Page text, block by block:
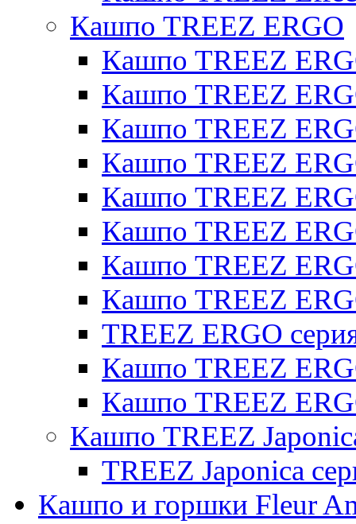
Кашпо TREEZ ERGO
Кашпо TREEZ
Кашпо TREEZ
Кашпо TREEZ
Кашпо TREEZ
Кашпо TREEZ
Кашпо TREEZ
Кашпо TREEZ
Кашпо TREEZ
TREEZ ERGO
Кашпо TREEZ
Кашпо TREEZ
Кашпо TREEZ
TREEZ Japonica
Кашпо и горшки Fleur